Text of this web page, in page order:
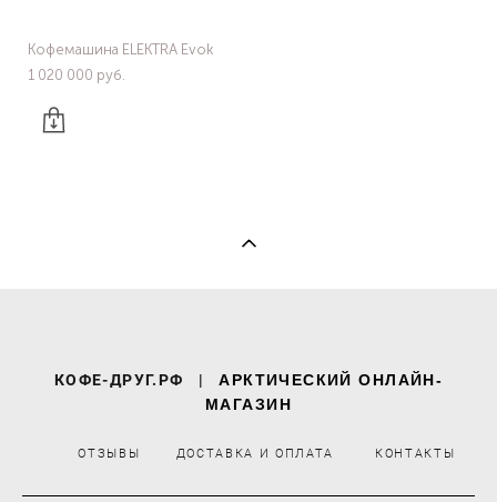
Кофемашина ELEKTRA Evok
1 020 000 pуб.
КОФЕ-ДРУГ.РФ |
АРКТИЧЕСКИЙ ОНЛАЙН-
МАГАЗИН
ОТЗЫВЫ ДОСТАВКА И ОПЛАТА КОНТАКТЫ